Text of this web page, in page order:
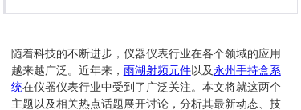
随着科技的不断进步，仪器仪表行业在各个领域的应用
越来越广泛。近年来， 雨湖射频元件以及 永州手持盒系
统在仪器仪表行业中受到了广泛关注。本文将就这两个
主题以及相关热点话题展开讨论，分析其最新动态、技